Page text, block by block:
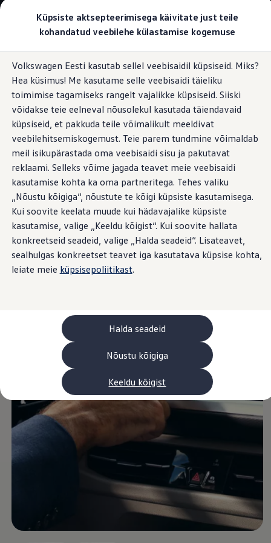
Küpsiste aktsepteerimisega käivitate just teile
kohandatud veebilehe külastamise kogemuse
Volkswagen Eesti kasutab sellel veebisaidil küpsiseid. Miks?
Hea küsimus! Me kasutame selle veebisaidi täieliku
toimimise tagamiseks rangelt vajalikke küpsiseid. Siiski
võidakse teie eelneval nõusolekul kasutada täiendavaid
küpsiseid, et pakkuda teile võimalikult meeldivat
veebilehitsemiskogemust. Teie parem tundmine võimaldab
meil isikupärastada oma veebisaidi sisu ja pakutavat
reklaami. Selleks võime jagada teavet meie veebisaidi
kasutamise kohta ka oma partneritega. Tehes valiku
„Nõustu kõigiga“, nõustute te kõigi küpsiste kasutamisega.
Kui soovite keelata muude kui hädavajalike küpsiste
kasutamise, valige „Keeldu kõigist“. Kui soovite hallata
konkreetseid seadeid, valige „Halda seadeid“. Lisateavet,
sealhulgas konkreetset teavet iga kasutatava küpsise kohta,
leiate meie küpsisepoliitikast.
Nõustu kõigiga
Keeldu kõigist
Halda seadeid
põhisisu
juurde
jaluse
juurde
Valige oma Volkswagen
Mudelid ja konfiguraator
Uus ID. Cross
Konfigureeri
Volkswageni tarbesõidukid. Igaks ülesandeks valmis
Volkswagen laoautode e-pood
Pakkumised ja teenused
Juubelipakkumine
Autovahetus
Garantii
Volkswagen laoautode e-pood
Tasuta registreerimistasu sinu uuele Volkswagenile!
Tiguani pistikhübriid
Elektriautod ja hübriidautod
Golf eHybrid
Tiguan eHybrid
Passat eHybrid
Tayron eHybrid
Touareg eHybrid
Ära iial ütle iial
ID. teadmised
Laadimine ja sõiduulatus
Elektrisõidukid töökojas: lõpp õlivahetustele
ID. tarkvarauuendus*
Elektriautode tarneajad
Ühenduvus
VW Connect
Aktiveerimine
VW Connect teie ID. jaoks.
Car-Net
App-Connect
Upgrades
We Charge
Fleet Interface Data
Saa rohkem
Lisavarustus ja teenindus
Teenindus ja varuosad
Volkswageni eelised
Ülevaatus
Digitaalne näidikupaneel
Iga Multivani
standardvarustuses